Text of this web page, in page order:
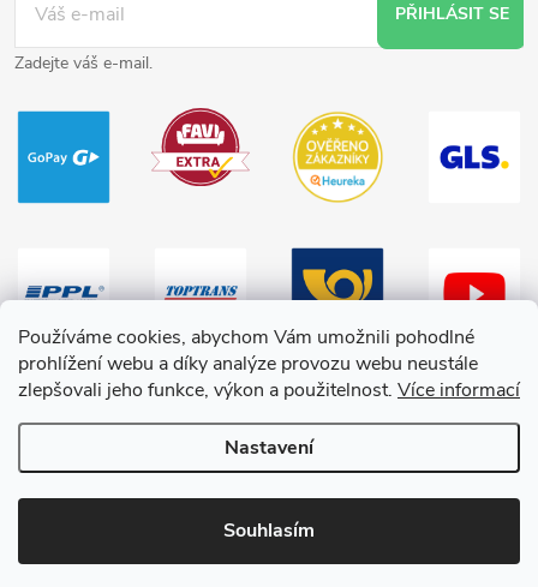
Používáme cookies, abychom Vám umožnili pohodlné
prohlížení webu a díky analýze provozu webu neustále
zlepšovali jeho funkce, výkon a použitelnost. Více informací
Nastavení
Souhlasím
PŘIHLÁSIT SE
Zadejte váš e-mail.
Vytvořil Shoptet